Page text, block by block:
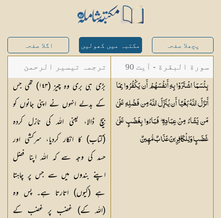
پچھلا صفحہ مکتبہ میں کھولیں اگلا صفحہ
سورة البقرة - آیت 90
بِئْسَمَا اشْتَرَوْا بِهِ أَنفُسَهُمْ أَن يَكْفُرُوا بِمَا
أَنزَلَ اللَّهُ بَغْيًا أَن يُنَزِّلَ اللَّهُ مِن فَضْلِهِ عَلَىٰ
مَن يَشَاءُ مِنْ عِبَادِهِ ۖ فَبَاءُوا بِغَضَبٍ عَلَىٰ
غَضَبٍ ۚ وَلِلْكَافِرِينَ عَذَابٌمُّهِينٌ
ترجمہ تیسیر الرحمن
لبیان القرآن - محمد
لقمان سلفی
بڑی ہی بری وہ چیز (١٤٣) تھی جس
کے بدلے انہوں نے اپنی جانوں کو
بیچ ڈالا، یعنی اللہ کی نازل کردہ
(کتاب) کا انکار کردیا، سرکشی اور
حسد کی وجہ سے کہ اللہ اپنا فضل
اپنے بندوں میں سے جس پر چاہتا
ہے (کیوں) اتارتا ہے۔ پس وہ
(اللہ کے) غضب پر غضب کے